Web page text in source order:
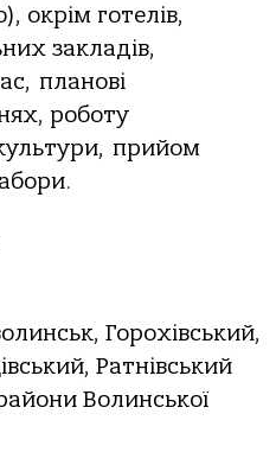
окрім готелів,
закладів,
планові
роботу
прийом
Горохівський,
Ратнівський
Волинської